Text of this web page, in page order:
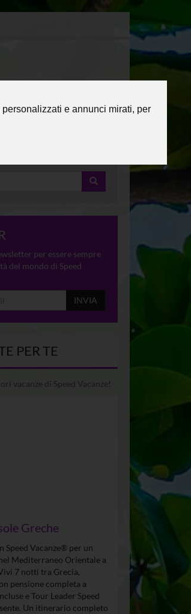
e annunci mirati, per
per essere sempre
del mondo di Speed
INVIA
PER TE
vacanze di Speed Vacanze!
Greche
Speed Vacanze® per un
Mediterraneo Orientale a
7 notti tra Grecia,
pensione completa a
e Tour Leader Speed
Un itinerario completo